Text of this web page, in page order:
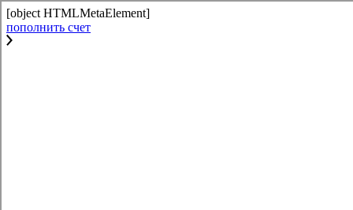
[object HTMLMetaElement]
пополнить счет